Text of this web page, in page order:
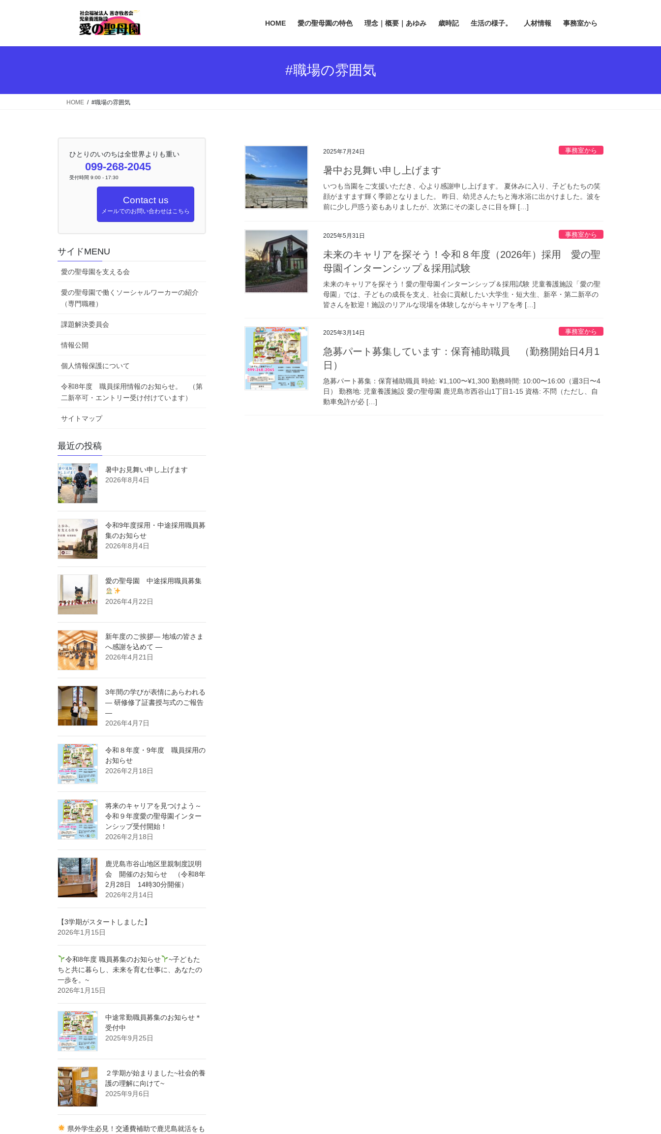
HOME 愛の聖母園の特色 理念｜概要｜あゆみ 歳時記 生活の様子。 人材情報 事務室から
#職場の雰囲気
HOME #職場の雰囲気
2025年7月24日 事務室から
暑中お見舞い申し上げます
いつも当園をご支援いただき、心より感謝申し上げます。 夏休みに入り、子どもたちの笑
顔がますます輝く季節となりました。 昨日、幼児さんたちと海水浴に出かけました。波を
前に少し戸惑う姿もありましたが、次第にその楽しさに目を輝 […]
2025年5月31日 事務室から
未来のキャリアを探そう！令和８年度（2026年）採用 愛の聖
母園インターンシップ＆採用試験
未来のキャリアを探そう！愛の聖母園インターンシップ＆採用試験 児童養護施設「愛の聖
母園」では、子どもの成長を支え、社会に貢献したい大学生・短大生、新卒・第二新卒の
皆さんを歓迎！施設のリアルな現場を体験しながらキャリアを考 […]
2025年3月14日 事務室から
急募パート募集しています：保育補助職員 （勤務開始日4月1
日）
急募パート募集：保育補助職員 時給: ¥1,100〜¥1,300 勤務時間: 10:00〜16:00（週3日〜4
日） 勤務地: 児童養護施設 愛の聖母園 鹿児島市西谷山1丁目1-15 資格: 不問（ただし、自
動車免許が必 […]
ひとりのいのちは全世界よりも重い
099-268-2045
受付時間 9:00 - 17:30
Contact us
メールでのお問い合わせはこちら
サイドMENU
愛の聖母園を支える会
愛の聖母園で働くソーシャルワーカーの紹介
（専門職種）
課題解決委員会
情報公開
個人情報保護について
令和8年度 職員採用情報のお知らせ。 （第
二新卒可・エントリー受け付けています）
サイトマップ
最近の投稿
暑中お見舞い申し上げます
2026年8月4日
令和9年度採用・中途採用職員募
集のお知らせ
2026年8月4日
愛の聖母園 中途採用職員募集
2026年4月22日
新年度のご挨拶― 地域の皆さま
へ感謝を込めて ―
2026年4月21日
3年間の学びが表情にあらわれる
― 研修修了証書授与式のご報告
―
2026年4月7日
令和８年度・9年度 職員採用の
お知らせ
2026年2月18日
将来のキャリアを見つけよう～
令和９年度愛の聖母園インター
ンシップ受付開始！
2026年2月18日
鹿児島市谷山地区里親制度説明
会 開催のお知らせ （令和8年
2月28日 14時30分開催）
2026年2月14日
【3学期がスタートしました】
2026年1月15日
令和8年度 職員募集のお知らせ
~子どもた
ちと共に暮らし、未来を育む仕事に、あなたの
一歩を。~
2026年1月15日
中途常勤職員募集のお知らせ＊
受付中
2025年9月25日
２学期が始まりました~社会的養
護の理解に向けて~
2025年9月6日
県外学生必見！交通費補助で鹿児島就活をも